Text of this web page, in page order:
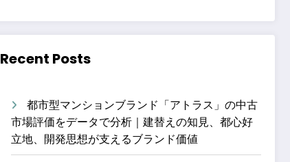
Recent Posts
都市型マンションブランド「アトラス」の中古
市場評価をデータで分析｜建替えの知見、都心好
立地、開発思想が支えるブランド価値